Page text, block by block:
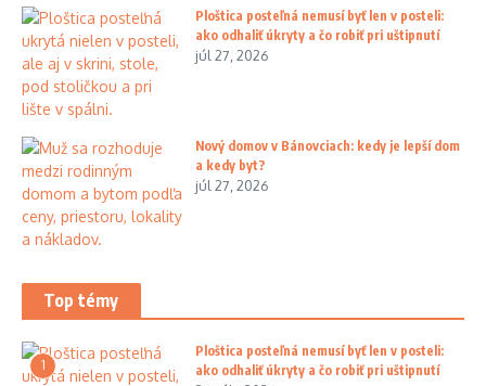
Ploštica posteľná nemusí byť len v posteli:
ako odhaliť úkryty a čo robiť pri uštipnutí
júl 27, 2026
Nový domov v Bánovciach: kedy je lepší dom
a kedy byt?
júl 27, 2026
Top témy
1
Ploštica posteľná nemusí byť len v posteli:
ako odhaliť úkryty a čo robiť pri uštipnutí